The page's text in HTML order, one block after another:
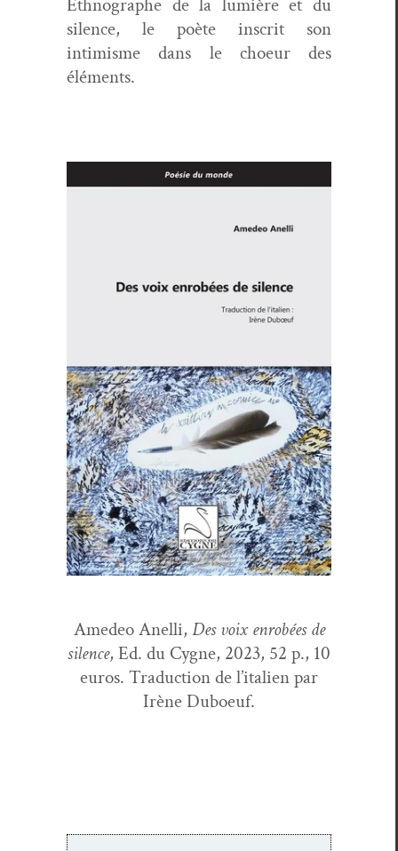
Ethno­graphe de la lumière et du
silence, le poète inscrit son
intimisme dans le choeur des
éléments.
Amedeo Anel­li, Des voix enrobées de
silence, Ed. du Cygne, 2023, 52 p., 10
euros. Tra­duc­tion de l’i­tal­ien par
Irène Duboeuf.